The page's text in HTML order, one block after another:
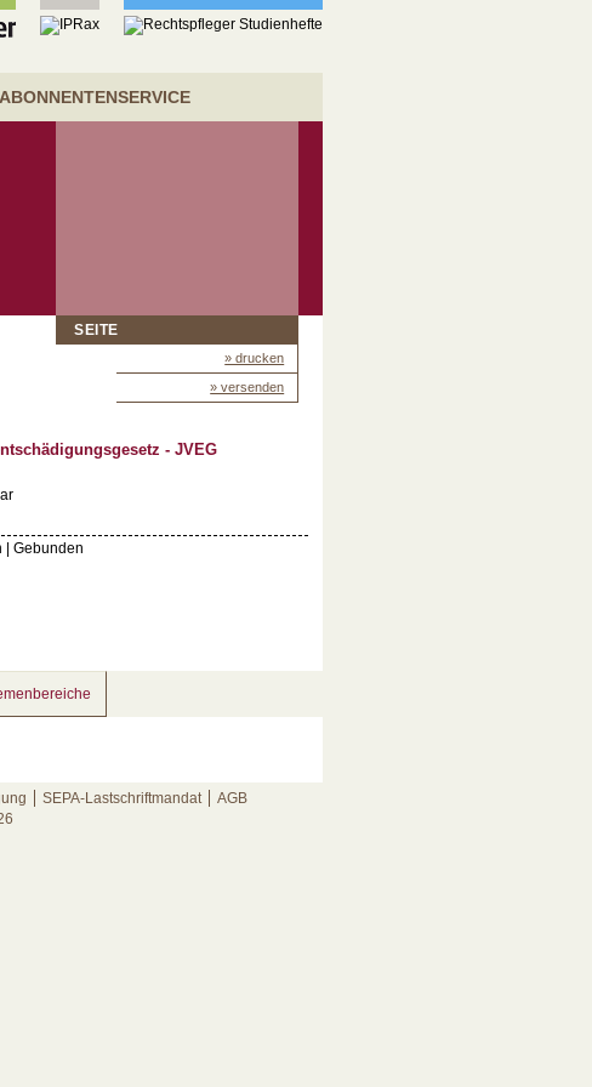
ABONNENTENSERVICE
SEITE
» drucken
» versenden
- JVEG
| Gebunden
SEPA-Lastschriftmandat
AGB